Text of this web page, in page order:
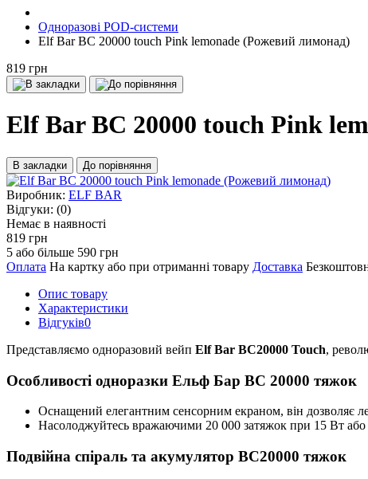
Одноразові POD-системи
Elf Bar BC 20000 touch Pink lemonade (Рожевий лимонад)
819 грн
Elf Bar BC 20000 touch Pink
В закладки До порівняння
Виробник: ELF BAR
Відгуки: (0)
Немає в наявності
819 грн
5 або більше 590 грн
Оплата На картку або при отриманні товару Доставка
Опис товару
Характеристики
Відгуків0
Представляємо одноразовий вейп Elf Bar BC20000 Touch,
Особливості одноразки Ельф Бар ВС 20000 тяжок
Оснащений елегантним сенсорним екраном, він дозволяє
Насолоджуйтесь вражаючими 20 000 затяжок при 15 Вт або
Подвійна спіраль та акумулятор ВС20000 тяжок